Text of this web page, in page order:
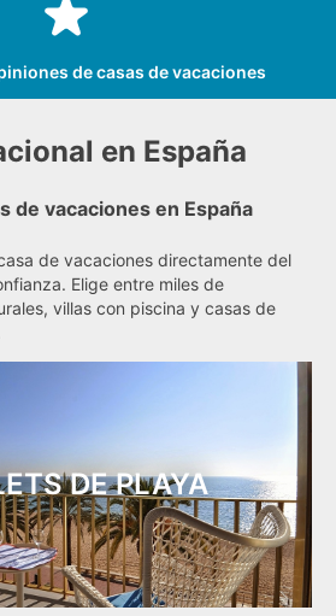
de casas de vacaciones
en España
de vacaciones en España
de vacaciones directamente del
Elige entre miles de
villas con piscina y casas de
DE PLAYA